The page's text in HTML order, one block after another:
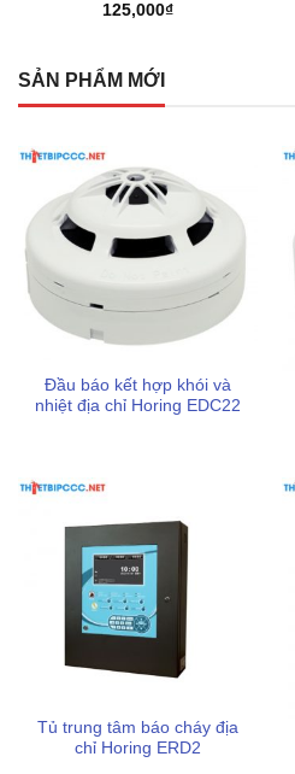
125,000₫
SẢN PHẨM MỚI
Đầu báo kết hợp khói và
nhiệt địa chỉ Horing EDC22
Tủ trung tâm báo cháy địa
chỉ Horing ERD2